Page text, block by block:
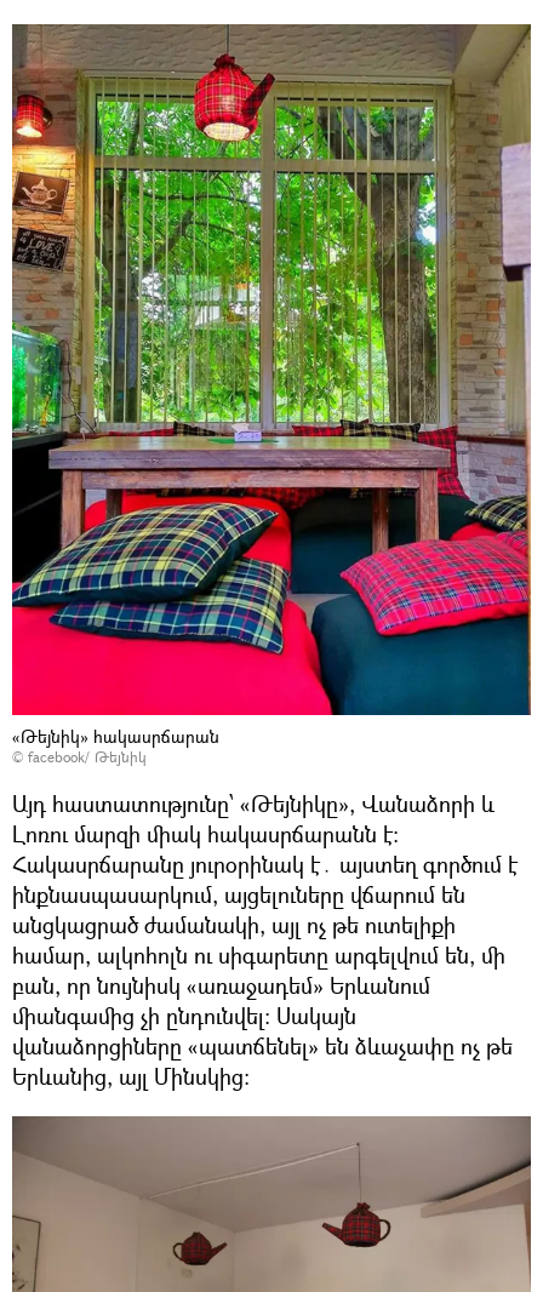
«Թեյնիկ» հակասրճարան
© facebook/ Թեյնիկ
Այդ հաստատությունը՝ «Թեյնիկը», Վանաձորի և
Լոռու մարզի միակ հակասրճարանն է։
Հակասրճարանը յուրօրինակ է․ այստեղ գործում է
ինքնասպասարկում, այցելուները վճարում են
անցկացրած ժամանակի, այլ ոչ թե ուտելիքի
համար, ալկոհոլն ու սիգարետը արգելվում են, մի
բան, որ նույնիսկ «առաջադեմ» Երևանում
միանգամից չի ընդունվել։ Սակայն
վանաձորցիները «պատճենել» են ձևաչափը ոչ թե
Երևանից, այլ Մինսկից։